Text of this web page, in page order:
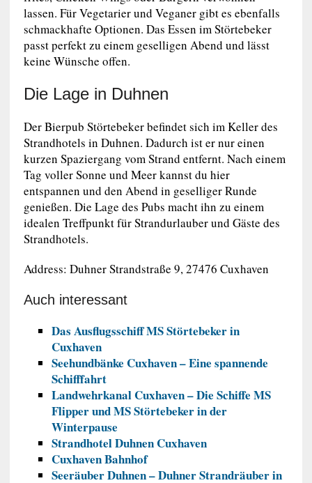
lassen. Für Vegetarier und Veganer gibt es ebenfalls
schmackhafte Optionen. Das Essen im Störtebeker
passt perfekt zu einem geselligen Abend und lässt
keine Wünsche offen.
Die Lage in Duhnen
Der Bierpub Störtebeker befindet sich im Keller des
Strandhotels in Duhnen. Dadurch ist er nur einen
kurzen Spaziergang vom Strand entfernt. Nach einem
Tag voller Sonne und Meer kannst du hier
entspannen und den Abend in geselliger Runde
genießen. Die Lage des Pubs macht ihn zu einem
idealen Treffpunkt für Strandurlauber und Gäste des
Strandhotels.
Address: Duhner Strandstraße 9, 27476 Cuxhaven
Auch interessant
Das Ausflugsschiff MS Störtebeker in
Cuxhaven
Seehundbänke Cuxhaven – Eine spannende
Schifffahrt
Landwehrkanal Cuxhaven – Die Schiffe MS
Flipper und MS Störtebeker in der
Winterpause
Strandhotel Duhnen Cuxhaven
Cuxhaven Bahnhof
Seeräuber Duhnen – Duhner Strandräuber in